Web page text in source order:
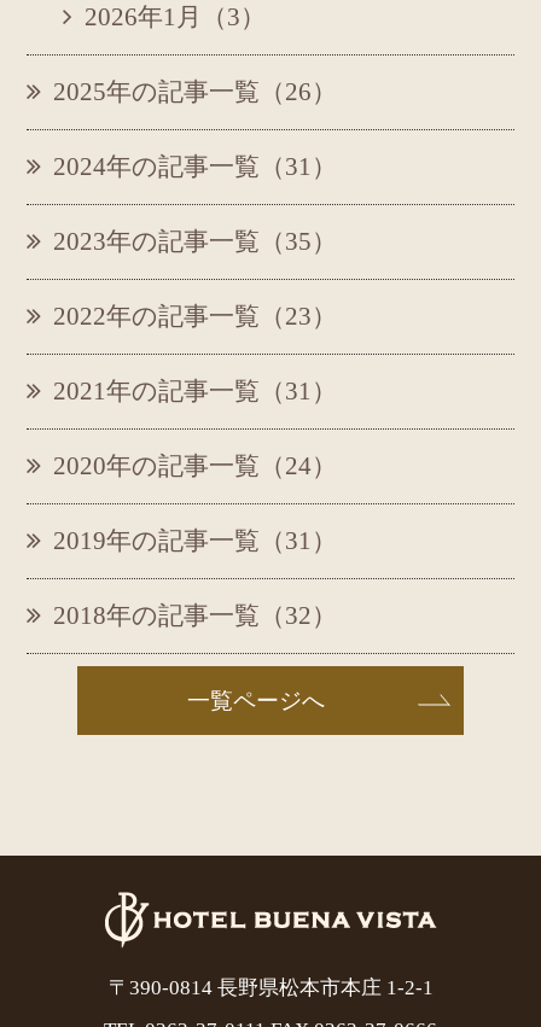
2026年1月（3）
2025年の記事一覧（26）
2024年の記事一覧（31）
2023年の記事一覧（35）
2022年の記事一覧（23）
2021年の記事一覧（31）
2020年の記事一覧（24）
2019年の記事一覧（31）
2018年の記事一覧（32）
一覧ページへ
〒390-0814 長野県松本市本庄 1-2-1